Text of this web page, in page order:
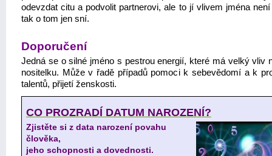
odevzdat citu a podvolit partnerovi, ale to jí vlivem jména
tak o tom jen sní.
Doporučení
Jedná se o silné jméno s pestrou energií, které má velký vliv
nositelku. Může v řadě případů pomoci k sebevědomí a k
talentů, přijetí ženskosti.
CO PROZRADÍ DATUM NAROZENÍ?
Zjistěte si z data narození povahu
člověka,
jeho schopnosti a dovednosti.